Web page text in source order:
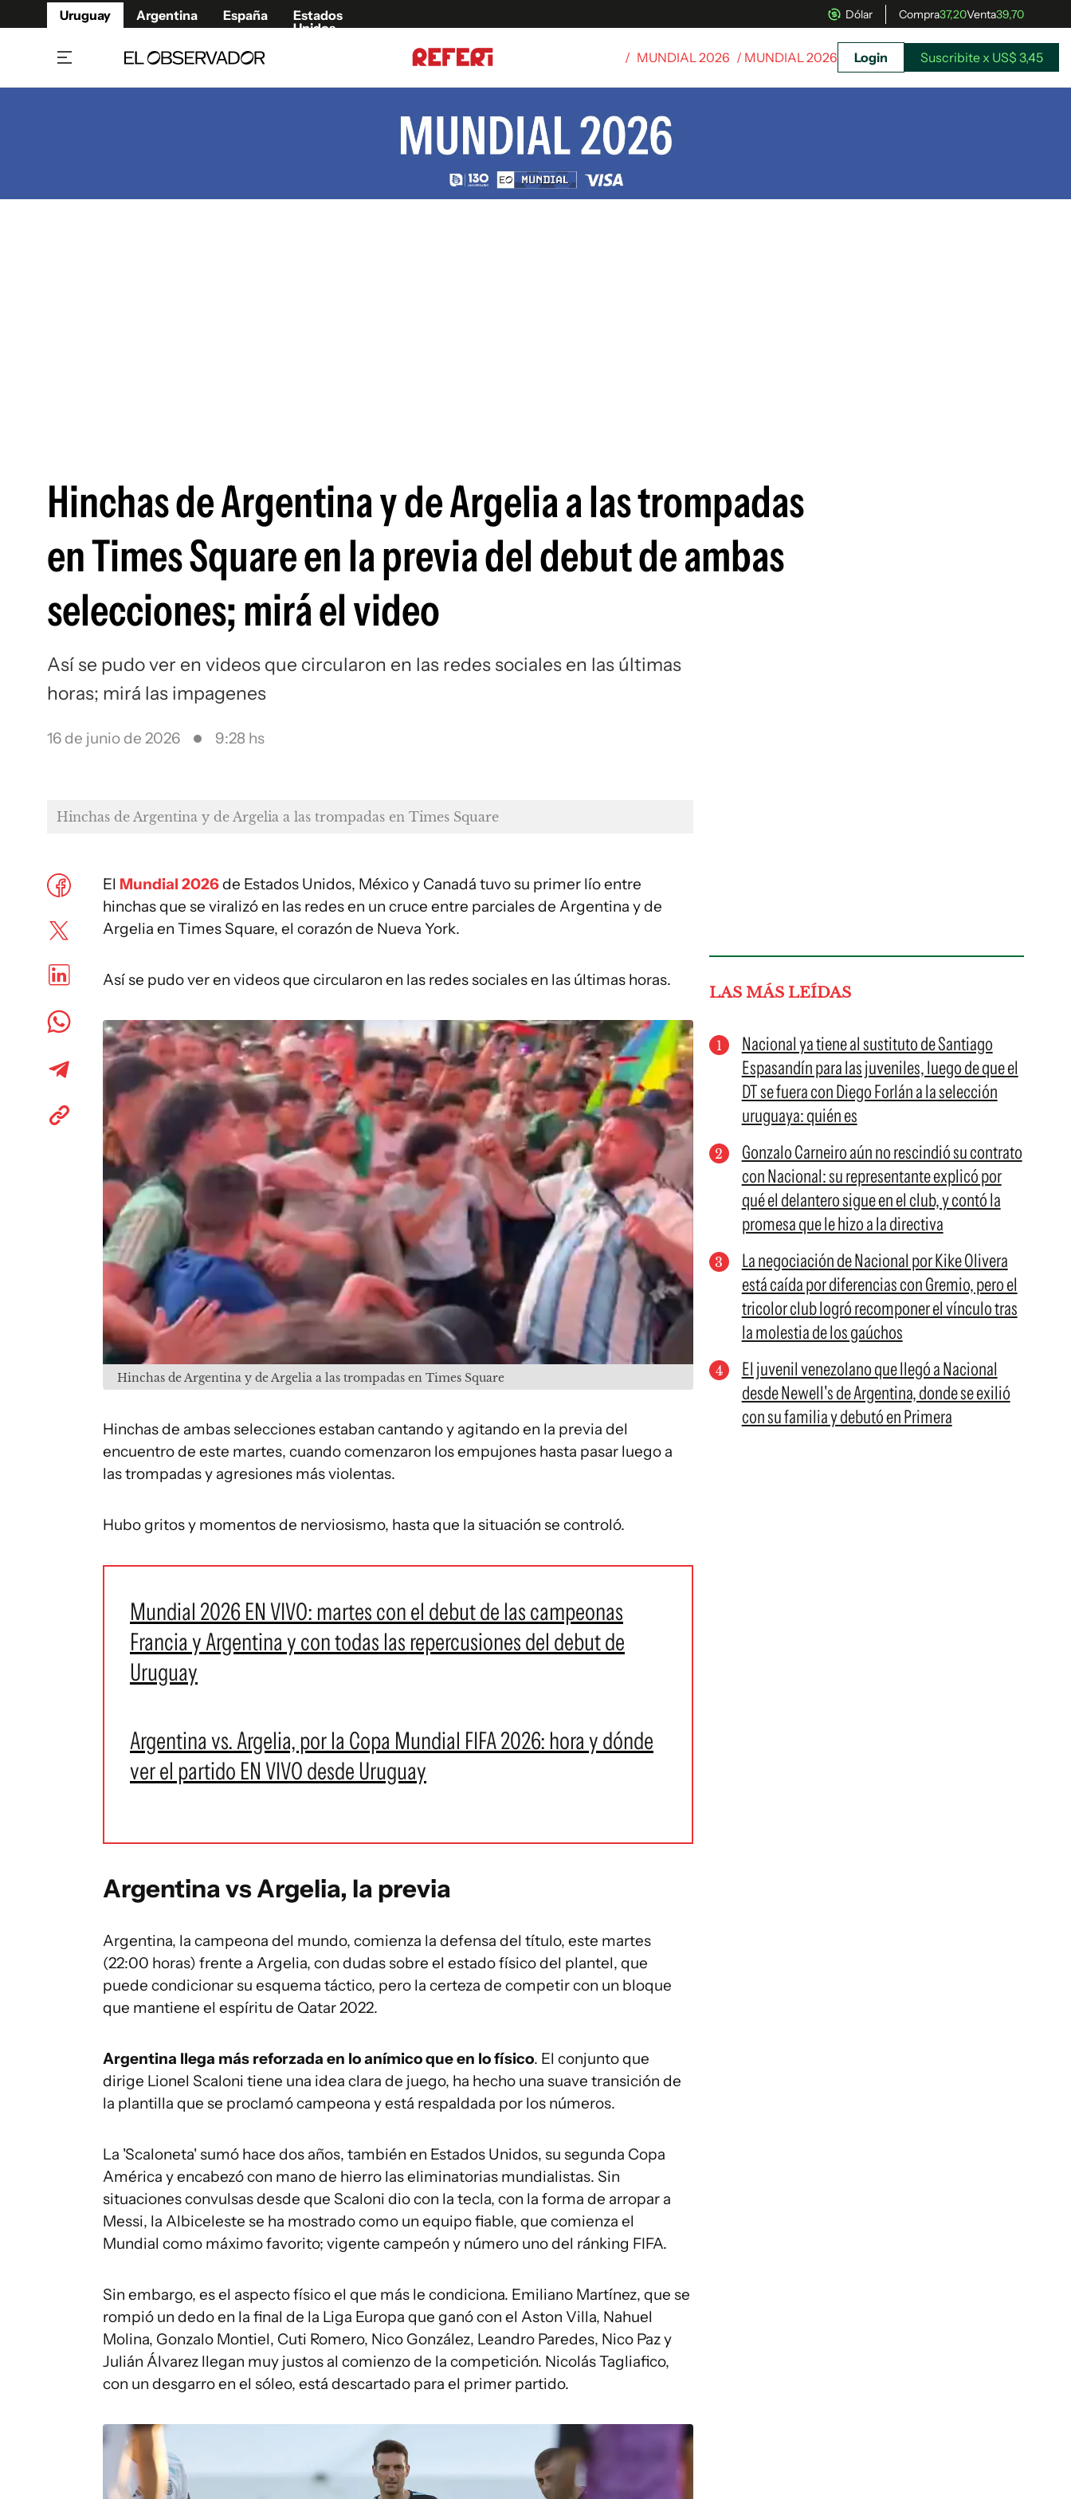
Uruguay Argentina España
Estados
Unidos
Dólar Compra37,20Venta39,70
/ MUNDIAL 2026 / MUNDIAL 2026 Login Suscribite x US$ 3,45
Hinchas de Argentina y de Argelia a las trompadas
en Times Square en la previa del debut de ambas
selecciones; mirá el video
Así se pudo ver en videos que circularon en las redes sociales en las últimas
horas; mirá las impagenes
16 de junio de 2026 9:28 hs
Hinchas de Argentina y de Argelia a las trompadas en Times Square
El Mundial 2026de Estados Unidos, México y Canadá tuvo su primer lío entre
hinchas que se viralizó en las redes en un cruce entre parciales de Argentina y de
Argelia en Times Square, el corazón de Nueva York.
Así se pudo ver en videos que circularon en las redes sociales en las últimas horas.
Hinchas de Argentina y de Argelia a las trompadas en Times Square
Hinchas de ambas selecciones estaban cantando y agitando en la previa del
encuentro de este martes, cuando comenzaron los empujones hasta pasar luego a
las trompadas y agresiones más violentas.
Hubo gritos y momentos de nerviosismo, hasta que la situación se controló.
Mundial 2026 EN VIVO: martes con el debut de las campeonas
Francia y Argentina y con todas las repercusiones del debut de
Uruguay
Argentina vs. Argelia, por la Copa Mundial FIFA 2026: hora y dónde
ver el partido EN VIVO desde Uruguay
Argentina vs Argelia, la previa
Argentina, la campeona del mundo, comienza la defensa del título, este martes
(22:00 horas) frente a Argelia, con dudas sobre el estado físico del plantel, que
puede condicionar su esquema táctico, pero la certeza de competir con un bloque
que mantiene el espíritu de Qatar 2022.
Argentina llega más reforzada en lo anímico que en lo físico. El conjunto que
dirige Lionel Scaloni tiene una idea clara de juego, ha hecho una suave transición de
la plantilla que se proclamó campeona y está respaldada por los números.
La 'Scaloneta' sumó hace dos años, también en Estados Unidos, su segunda Copa
América y encabezó con mano de hierro las eliminatorias mundialistas. Sin
situaciones convulsas desde que Scaloni dio con la tecla, con la forma de arropar a
Messi, la Albiceleste se ha mostrado como un equipo fiable, que comienza el
Mundial como máximo favorito; vigente campeón y número uno del ránking FIFA.
Sin embargo, es el aspecto físico el que más le condiciona. Emiliano Martínez, que se
rompió un dedo en la final de la Liga Europa que ganó con el Aston Villa, Nahuel
Molina, Gonzalo Montiel, Cuti Romero, Nico González, Leandro Paredes, Nico Paz y
Julián Álvarez llegan muy justos al comienzo de la competición. Nicolás Tagliafico,
con un desgarro en el sóleo, está descartado para el primer partido.
LAS MÁS LEÍDAS
Nacional ya tiene al sustituto de Santiago
Espasandín para las juveniles, luego de que el
DT se fuera con Diego Forlán a la selección
uruguaya: quién es
Gonzalo Carneiro aún no rescindió su contrato
con Nacional: su representante explicó por
qué el delantero sigue en el club, y contó la
promesa que le hizo a la directiva
La negociación de Nacional por Kike Olivera
está caída por diferencias con Gremio, pero el
tricolor club logró recomponer el vínculo tras
la molestia de los gaúchos
El juvenil venezolano que llegó a Nacional
desde Newell's de Argentina, donde se exilió
con su familia y debutó en Primera